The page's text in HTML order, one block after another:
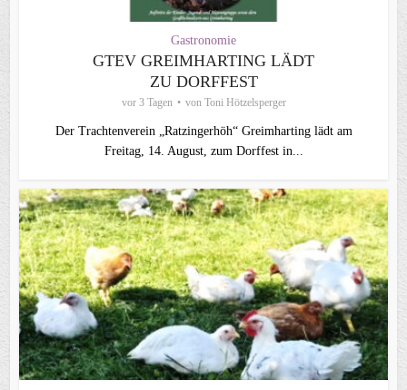
Gastronomie
GTEV GREIMHARTING LÄDT
ZU DORFFEST
vor 3 Tagen von Toni Hötzelsperger
Der Trachtenverein „Ratzingerhöh“ Greimharting lädt am
Freitag, 14. August, zum Dorffest in...